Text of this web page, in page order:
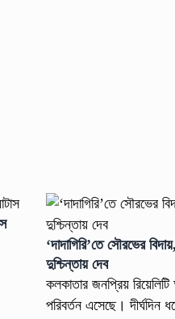
‘দাদাগিরি’তে সৌরভের
দুশ্চিন্তায় দেব
কলকাতার জনপ্রিয় রিয়েলিটি
পরিবর্তন এসেছে। দীর্ঘদিন